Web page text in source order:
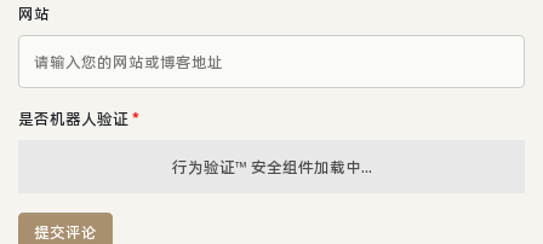
网站
是否机器人验证 *
行为验证™ 安全组件加载中...
提交评论